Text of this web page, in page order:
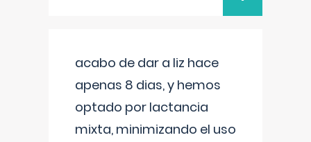
acabo de dar a liz hace
apenas 8 dias, y hemos
optado por lactancia
mixta, minimizando el uso